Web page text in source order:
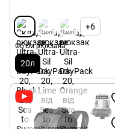
+6
Об'єм рюкзака
20л